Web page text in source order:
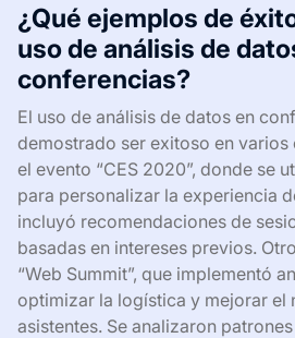
¿Qué ejemplos de
uso de análisis de
conferencias?
El uso de análisis de datos en
demostrado ser exitoso en varios
el evento “CES 2020”, donde se
para personalizar la experiencia
incluyó recomendaciones de
basadas en intereses previos.
“Web Summit”, que implementó
optimizar la logística y mejorar el
asistentes. Se analizaron